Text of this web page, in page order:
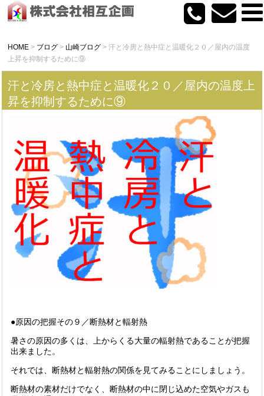
HOME > ブログ > 山崎ブログ > 汗と冷房と熱中症と温暖化２０／屋内の温度
上昇を抑制するために⑨
汗と冷房と熱中症と温暖化２０／屋内の温度上
昇を抑制するために⑨
●原因の把握その９／断熱材と輻射熱
暑さの原因の多くは、上からくる大量の輻射熱であることが把握
出来ました。
それでは、断熱材と輻射熱の関係を見てみることにしましょう。
断熱材の素材だけでなく、断熱材の中に閉じ込めた空気やガスも